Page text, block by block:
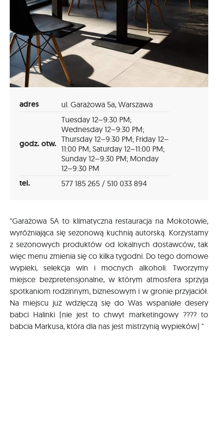
adres ul. Garażowa 5a, Warszawa
godz. otw.
Tuesday 12–9:30 PM;
Wednesday 12–9:30 PM;
Thursday 12–9:30 PM; Friday 12–
11:00 PM; Saturday 12–11:00 PM;
Sunday 12–9:30 PM; Monday
12–9:30 PM
tel. 577 185 265 / 510 033 894
"Garażowa 5A to klimatyczna restauracja na Mokotowie,
wyróżniająca się sezonową kuchnią autorską. Korzystamy
z sezonowych produktów od lokalnych dostawców, tak
więc menu zmienia się co kilka tygodni. Do tego domowe
wypieki, selekcja win i mocnych alkoholi. Tworzymy
miejsce bezpretensjonalne, w którym atmosfera sprzyja
spotkaniom rodzinnym, biznesowym i w gronie przyjaciół.
Na miejscu już wdzięczą się do Was wspaniałe desery
babci Halinki (nie jest to chwyt marketingowy ???? to
babcia Markusa, która dla nas jest mistrzynią wypieków) "